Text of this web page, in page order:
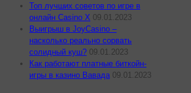
Топ лучших советов по игре в
онлайн Casino X 09.01.2023
Выигрыш в JoyCasino –
насколько реально сорвать
солидный куш? 09.01.2023
Как работают платные биткойн-
игры в казино Вавада 09.01.2023